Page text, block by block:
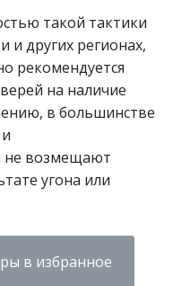
такой тактики
и других регионах,
рекомендуется
на наличие
в большинстве
не возмещают
угона или
в избранное